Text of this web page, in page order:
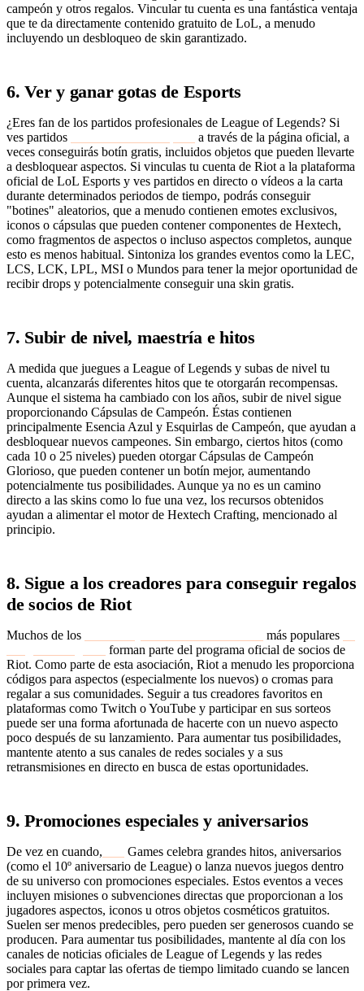
campeón y otros regalos. Vincular tu cuenta es una fantástica ventaja
que te da directamente contenido gratuito de LoL, a menudo
incluyendo un desbloqueo de skin garantizado.
6. Ver y ganar gotas de Esports
¿Eres fan de los partidos profesionales de League of Legends? Si
ves partidos
a través de la página oficial, a
veces conseguirás botín gratis, incluidos objetos que pueden llevarte
a desbloquear aspectos. Si vinculas tu cuenta de Riot a la plataforma
oficial de LoL Esports y ves partidos en directo o vídeos a la carta
durante determinados periodos de tiempo, podrás conseguir
"botines" aleatorios, que a menudo contienen emotes exclusivos,
iconos o cápsulas que pueden contener componentes de Hextech,
como fragmentos de aspectos o incluso aspectos completos, aunque
esto es menos habitual. Sintoniza los grandes eventos como la LEC,
LCS, LCK, LPL, MSI o Mundos para tener la mejor oportunidad de
recibir drops y potencialmente conseguir una skin gratis.
7. Subir de nivel, maestría e hitos
A medida que juegues a League of Legends y subas de nivel tu
cuenta, alcanzarás diferentes hitos que te otorgarán recompensas.
Aunque el sistema ha cambiado con los años, subir de nivel sigue
proporcionando Cápsulas de Campeón. Éstas contienen
principalmente Esencia Azul y Esquirlas de Campeón, que ayudan a
desbloquear nuevos campeones. Sin embargo, ciertos hitos (como
cada 10 o 25 niveles) pueden otorgar Cápsulas de Campeón
Glorioso, que pueden contener un botín mejor, aumentando
potencialmente tus posibilidades. Aunque ya no es un camino
directo a las skins como lo fue una vez, los recursos obtenidos
ayudan a alimentar el motor de Hextech Crafting, mencionado al
principio.
8. Sigue a los creadores para conseguir regalos
de socios de Riot
Muchos de los más populares
forman parte del programa oficial de socios de
Riot. Como parte de esta asociación, Riot a menudo les proporciona
códigos para aspectos (especialmente los nuevos) o cromas para
regalar a sus comunidades. Seguir a tus creadores favoritos en
plataformas como Twitch o YouTube y participar en sus sorteos
puede ser una forma afortunada de hacerte con un nuevo aspecto
poco después de su lanzamiento. Para aumentar tus posibilidades,
mantente atento a sus canales de redes sociales y a sus
retransmisiones en directo en busca de estas oportunidades.
9. Promociones especiales y aniversarios
De vez en cuando,
Games celebra grandes hitos, aniversarios
(como el 10º aniversario de League) o lanza nuevos juegos dentro
de su universo con promociones especiales. Estos eventos a veces
incluyen misiones o subvenciones directas que proporcionan a los
jugadores aspectos, iconos u otros objetos cosméticos gratuitos.
Suelen ser menos predecibles, pero pueden ser generosos cuando se
producen. Para aumentar tus posibilidades, mantente al día con los
canales de noticias oficiales de League of Legends y las redes
sociales para captar las ofertas de tiempo limitado cuando se lancen
por primera vez.